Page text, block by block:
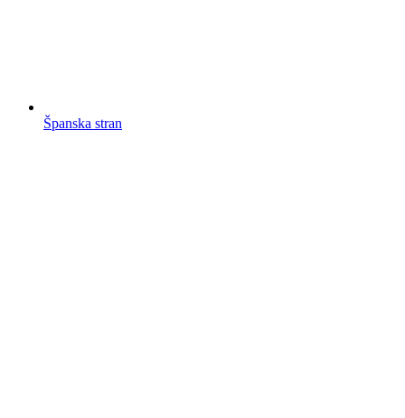
Španska stran